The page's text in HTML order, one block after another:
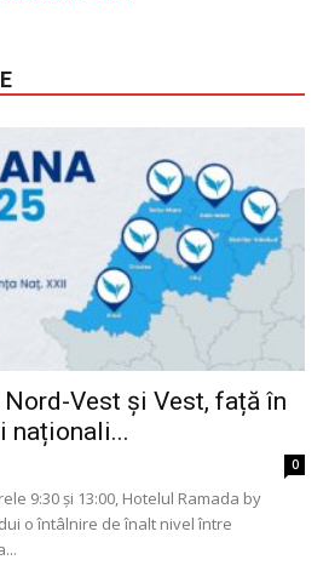
Vest și Vest, față în
naționali...
0
9:30 și 13:00, Hotelul Ramada by
o întâlnire de înalt nivel între